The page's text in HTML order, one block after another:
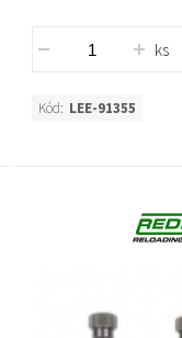
ks
Kód: LEE-91355